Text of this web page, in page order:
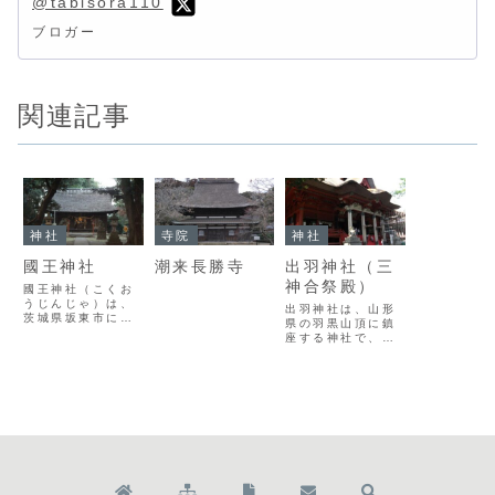
ブロガー
関連記事
神社
國王神社
國王神社（こくお
うじんじゃ）は、
茨城県坂東市にあ
り、その終焉の地
体である「寄木
寺院
潮来長勝寺
神社
出羽神社（三
神合祭殿）
出羽神社は、山形
県の羽黒山頂に鎮
座する神社で、平
羽三山」と呼び、
栄えました。深い